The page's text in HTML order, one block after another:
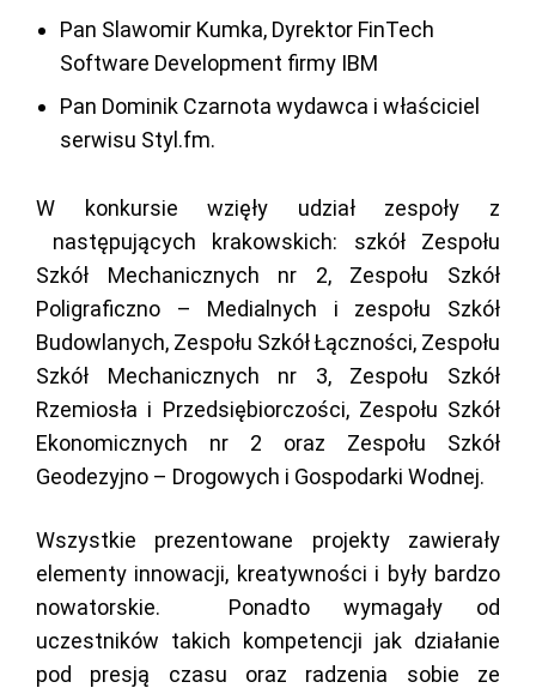
Pan Slawomir Kumka, Dyrektor FinTech
Software Development firmy IBM
Pan Dominik Czarnota wydawca i właściciel
serwisu Styl.fm.
W konkursie wzięły udział zespoły z
następujących krakowskich: szkół Zespołu
Szkół Mechanicznych nr 2, Zespołu Szkół
Poligraficzno – Medialnych i zespołu Szkół
Budowlanych, Zespołu Szkół Łączności, Zespołu
Szkół Mechanicznych nr 3, Zespołu Szkół
Rzemiosła i Przedsiębiorczości, Zespołu Szkół
Ekonomicznych nr 2 oraz Zespołu Szkół
Geodezyjno – Drogowych i Gospodarki Wodnej.
Wszystkie prezentowane projekty zawierały
elementy innowacji, kreatywności i były bardzo
nowatorskie. Ponadto wymagały od
uczestników takich kompetencji jak działanie
pod presją czasu oraz radzenia sobie ze